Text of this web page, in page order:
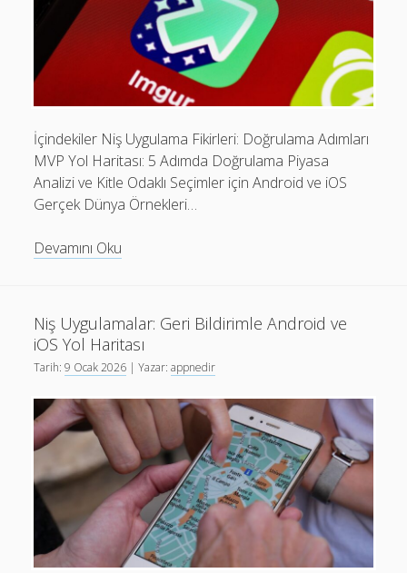
İçindekiler Niş Uygulama Fikirleri: Doğrulama Adımları
MVP Yol Haritası: 5 Adımda Doğrulama Piyasa
Analizi ve Kitle Odaklı Seçimler için Android ve iOS
Gerçek Dünya Örnekleri…
Devamını Oku
Doğrulama
ve
MVP
Yol
Haritası
Niş Uygulamalar: Geri Bildirimle Android ve
iOS Yol Haritası
Tarih:9 Ocak 2026 | Yazar:appnedir